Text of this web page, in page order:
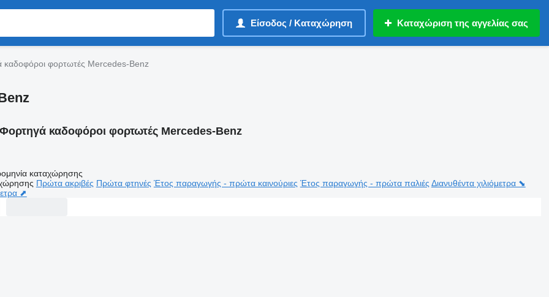
Είσοδος / Καταχώρηση Καταχώριση της αγγελίας σας
καδοφόροι φορτωτές Mercedes-Benz
Φορτηγά καδοφόροι φορτωτές Mercedes-Benz
καταχώρησης
Πρώτα ακριβές Πρώτα φτηνές Έτος παραγωγής - πρώτα καινούριες Έτος παραγωγής - πρώτα παλιές Διανυθέντα χιλιόμετρα ⬊
⬈